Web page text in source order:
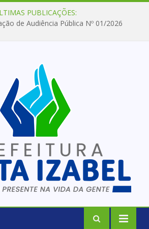
PUBLICAÇÕES:
de Audiência Pública Nº 01/2026